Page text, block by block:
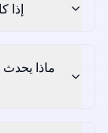
إذا
ماذا